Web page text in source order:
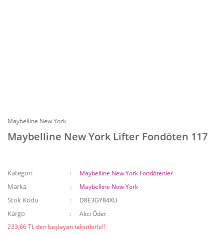
Maybelline New York
Maybelline New York Lifter Fondöten 117
Kategori Maybelline New York Fondötenler
Marka Maybelline New York
Stok Kodu D8E3GY84XU
Kargo
Alıcı Öder
233,66 TL den başlayan taksitlerle!!